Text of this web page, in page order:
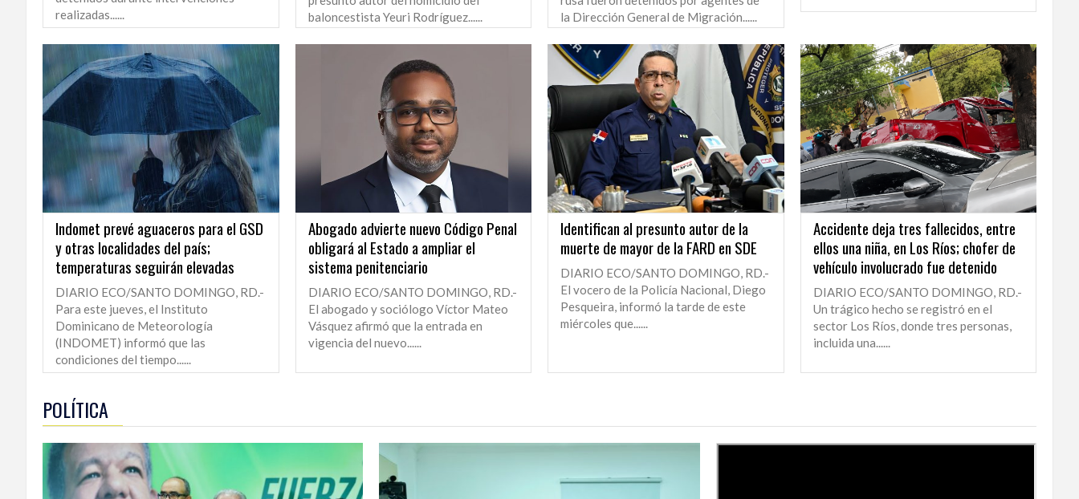
realizadas......
baloncestista Yeuri Rodríguez......
la Dirección General de Migración......
Indomet prevé aguaceros para el GSD
y otras localidades del país;
temperaturas seguirán elevadas
DIARIO ECO/SANTO DOMINGO, RD.-
Para este jueves, el Instituto
Dominicano de Meteorología
(INDOMET) informó que las
condiciones del tiempo......
Abogado advierte nuevo Código Penal
obligará al Estado a ampliar el
sistema penitenciario
DIARIO ECO/SANTO DOMINGO, RD.-
El abogado y sociólogo Víctor Mateo
Vásquez afirmó que la entrada en
vigencia del nuevo......
Identifican al presunto autor de la
muerte de mayor de la FARD en SDE
DIARIO ECO/SANTO DOMINGO, RD.-
El vocero de la Policía Nacional, Diego
Pesqueira, informó la tarde de este
miércoles que......
Accidente deja tres fallecidos, entre
ellos una niña, en Los Ríos; chofer de
vehículo involucrado fue detenido
DIARIO ECO/SANTO DOMINGO, RD.-
Un trágico hecho se registró en el
sector Los Ríos, donde tres personas,
incluida una......
POLÍTICA